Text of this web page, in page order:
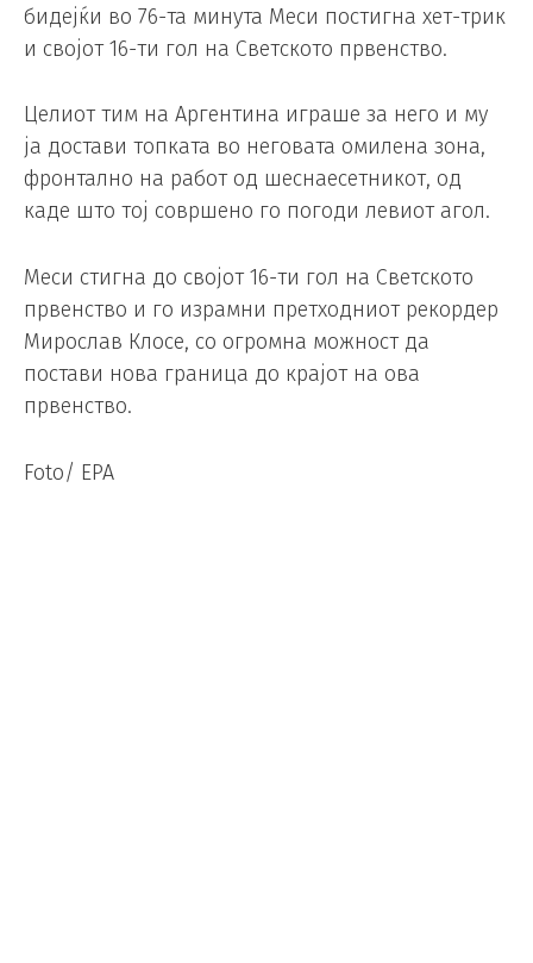
бидејќи во 76-та минута Меси постигна хет-трик
и својот 16-ти гол на Светското првенство.
Целиот тим на Аргентина играше за него и му
ја достави топката во неговата омилена зона,
фронтално на работ од шеснаесетникот, од
каде што тој совршено го погоди левиот агол.
Меси стигна до својот 16-ти гол на Светското
првенство и го израмни претходниот рекордер
Мирослав Клосе, со огромна можност да
постави нова граница до крајот на ова
првенство.
Foto/ EPA